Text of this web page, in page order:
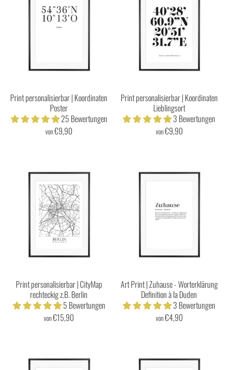
Print personalisierbar | Koordinaten
Poster
25 Bewertungen
von€9,90
Print personalisierbar | Koordinaten
Lieblingsort
3 Bewertungen
von€9,90
Print personalisierbar | CityMap
rechteckig z.B. Berlin
5 Bewertungen
von€15,90
Art Print | Zuhause - Worterklärung
Definition à la Duden
3 Bewertungen
von€4,90